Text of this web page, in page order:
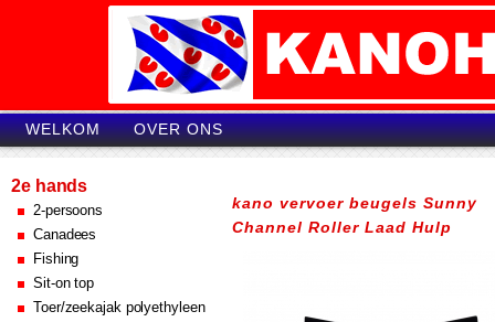
WELKOM OVER ONS
2e hands
2-persoons
Canadees
Fishing
Sit-on top
Toer/zeekajak polyethyleen
kano vervoer beugels Sunny
Channel Roller Laad Hulp